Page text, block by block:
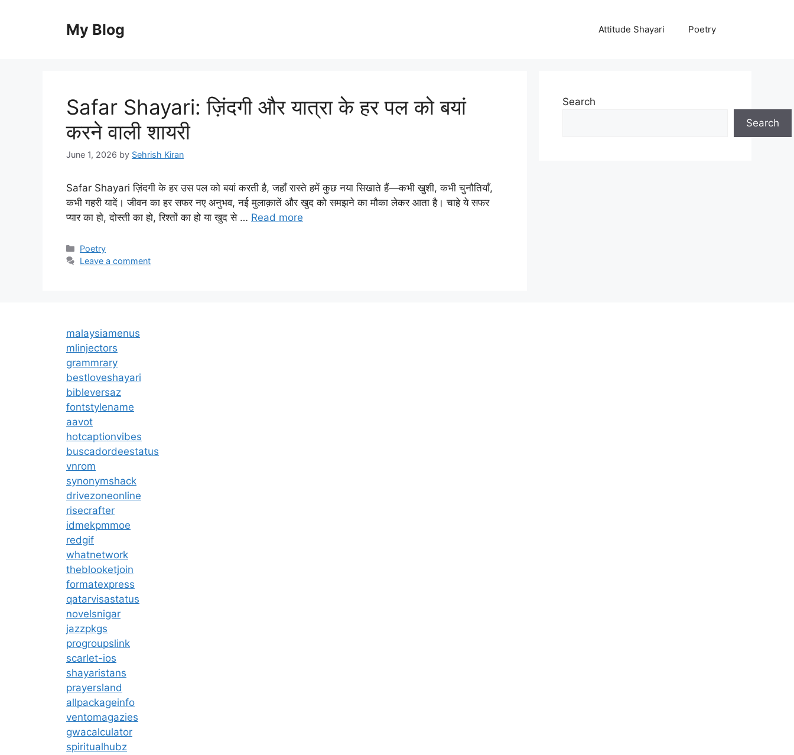
My Blog Attitude Shayari Poetry
Safar Shayari: ज़िंदगी और यात्रा के हर पल को बयां
करने वाली शायरी
June 1, 2026 by Sehrish Kiran
Safar Shayari ज़िंदगी के हर उस पल को बयां करती है, जहाँ रास्ते हमें कुछ नया सिखाते हैं—कभी खुशी, कभी चुनौतियाँ,
कभी गहरी यादें। जीवन का हर सफर नए अनुभव, नई मुलाक़ातें और खुद को समझने का मौका लेकर आता है। चाहे ये सफर
प्यार का हो, दोस्ती का हो, रिश्तों का हो या खुद से … Read more
Categories
Poetry
Leave a comment
Search
Search
malaysiamenus
mlinjectors
grammrary
bestloveshayari
bibleversaz
fontstylename
aavot
hotcaptionvibes
buscadordeestatus
vnrom
synonymshack
drivezoneonline
risecrafter
idmekpmmoe
redgif
whatnetwork
theblooketjoin
formatexpress
qatarvisastatus
novelsnigar
jazzpkgs
progroupslink
scarlet-ios
shayaristans
prayersland
allpackageinfo
ventomagazies
gwacalculator
spiritualhubz